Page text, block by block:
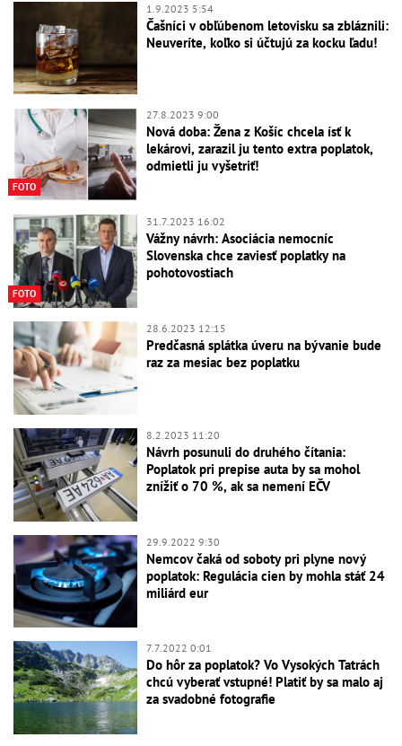
1.9.2023 5:54
Čašníci v obľúbenom letovisku sa zbláznili:
Neuveríte, koľko si účtujú za kocku ľadu!
FOTO
27.8.2023 9:00
Nová doba: Žena z Košíc chcela ísť k
lekárovi, zarazil ju tento extra poplatok,
odmietli ju vyšetriť!
FOTO
31.7.2023 16:02
Vážny návrh: Asociácia nemocníc
Slovenska chce zaviesť poplatky na
pohotovostiach
28.6.2023 12:15
Predčasná splátka úveru na bývanie bude
raz za mesiac bez poplatku
8.2.2023 11:20
Návrh posunuli do druhého čítania:
Poplatok pri prepise auta by sa mohol
znížiť o 70 %, ak sa nemení EČV
29.9.2022 9:30
Nemcov čaká od soboty pri plyne nový
poplatok: Regulácia cien by mohla stáť 24
miliárd eur
7.7.2022 0:01
Do hôr za poplatok? Vo Vysokých Tatrách
chcú vyberať vstupné! Platiť by sa malo aj
za svadobné fotografie